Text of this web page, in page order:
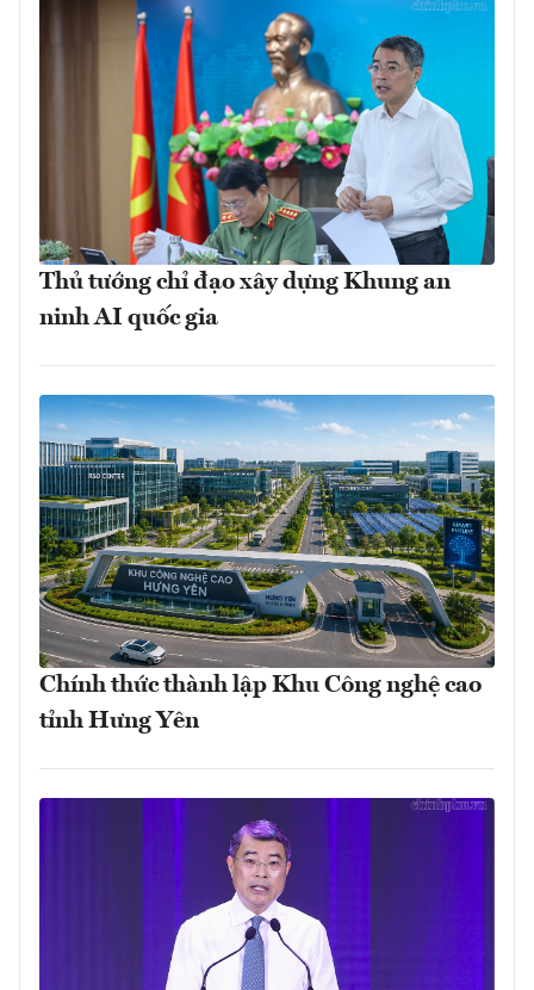
Thủ tướng chỉ đạo xây dựng Khung an
ninh AI quốc gia
Chính thức thành lập Khu Công nghệ cao
tỉnh Hưng Yên